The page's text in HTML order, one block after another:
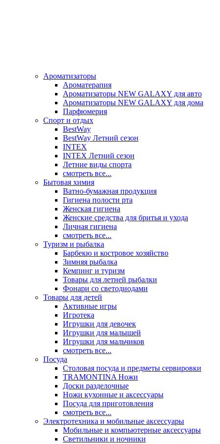
Ароматизаторы
Ароматерапия
Ароматизаторы NEW GALAXY для авто
Ароматизаторы NEW GALAXY для дома
Парфюмерия
Спорт и отдых
BestWay
BestWay Летний сезон
INTEX
INTEX Летний сезон
Летние виды спорта
смотреть все...
Бытовая химия
Ватно-бумажная продукция
Гигиена полости рта
Женская гигиена
Женские средства для бритья и ухода
Личная гигиена
смотреть все...
Туризм и рыбалка
Барбекю и костровое хозяйство
Зимняя рыбалка
Кемпинг и туризм
Товары для летней рыбалки
Фонари со светодиодами
Товары для детей
Активные игры
Игротека
Игрушки для девочек
Игрушки для малышей
Игрушки для мальчиков
смотреть все...
Посуда
Столовая посуда и предметы сервировки
TRAMONTINA Ножи
Доски разделочные
Ножи кухонные и аксессуары
Посуда для приготовления
смотреть все...
Электротехника и мобильные аксессуары
Мобильные и компьютерные аксессуары
Светильники и ночники